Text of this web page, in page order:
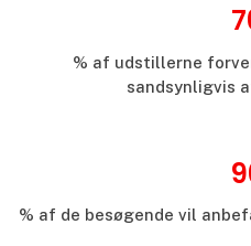
% af udstillerne
sandsynligvis
% af de besøgende vil